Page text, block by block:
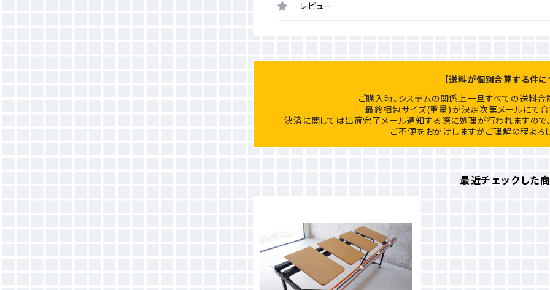
レビュー
【送料が個別合算する件に
ご購入時、システムの関係上一旦すべての送料合
最終梱包サイズ(重量)が決定次第メールにて合
決済に関しては出荷完了メール通知する際に処理が行われますので
ご不便をおかけしますがご理解の程よろ
最近チェックした